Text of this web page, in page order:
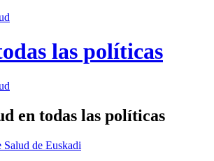
las políticas
en todas las políticas
Salud de Euskadi